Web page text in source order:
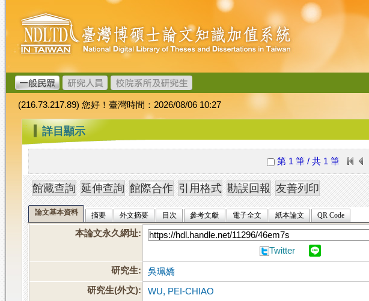
跳
到
主
要
內
容
臺
灣
博
碩
士
論
文
加
值
系
統
(216.73.217.89) 您好！臺灣時間：2026/08/06 10:27
::: 詳目顯示
第 1 筆 / 共 1 筆
論文基本資料 摘要 外文摘要 目次 參考文獻 電子全文 紙本論文 QR Code
本論文永久網址:
Twitter
研究生:
吳珮嬌
研究生(外文):
WU, PEI-CHIAO